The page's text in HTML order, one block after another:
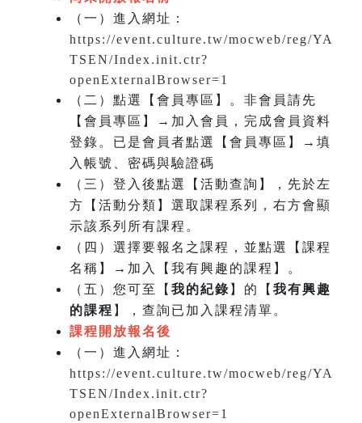
（一）進入網址：
https://event.culture.tw/mocweb/reg/YA
TSEN/Index.init.ctr?
openExternalBrowser=1
（二）點選【會員專區】。非會員請先
【會員專區】→加入會員，完成會員資料
登錄。已是會員者點選【會員專區】→填
入帳號、密碼與驗證碼
（三）登入後點選【活動查詢】，先於左
方【活動分類】選取課程系列，右方會顯
示該系列所有課程。
（四）選擇要報名之課程，並點選【課程
名稱】→加入【我有興趣的課程】。
（五）您可至【 我的紀錄 】的【 我有興趣
的課程 】，查詢已加入課程清單。
課程開放報名後
（一） 進入網址：
https://event.culture.tw/mocweb/reg/YA
TSEN/Index.init.ctr?
openExternalBrowser=1